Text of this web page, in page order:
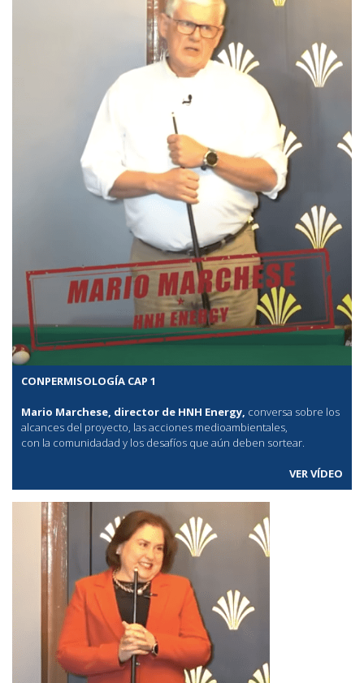
CONPERMISOLOGÍA CAP 1
Mario Marchese, director de HNH Energy, conversa sobre los
alcances del proyecto, las acciones medioambientales,
con la comunidadad y los desafíos que aún deben sortear.
VER VÍDEO